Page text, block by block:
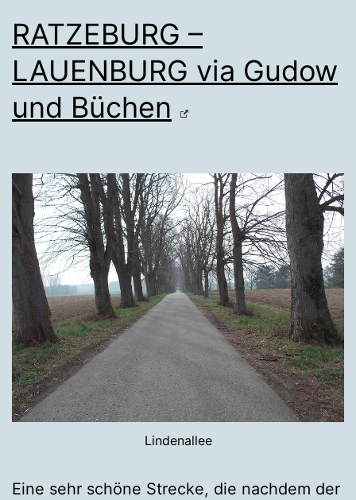
RATZEBURG –
LAUENBURG via Gudow
und Büchen
Lindenallee
Eine sehr schöne Strecke, die nachdem der